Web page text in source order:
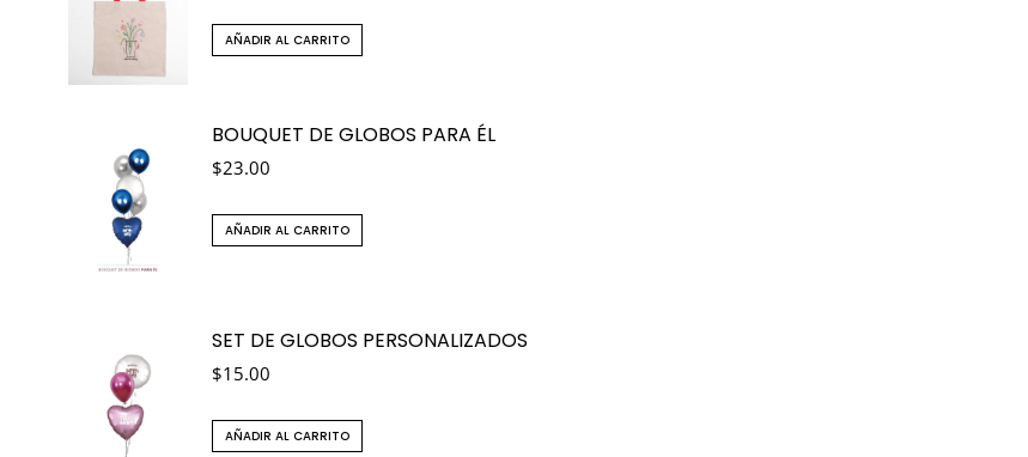
AÑADIR AL CARRITO
BOUQUET DE GLOBOS PARA ÉL
$23.00
AÑADIR AL CARRITO
SET DE GLOBOS PERSONALIZADOS
$15.00
AÑADIR AL CARRITO